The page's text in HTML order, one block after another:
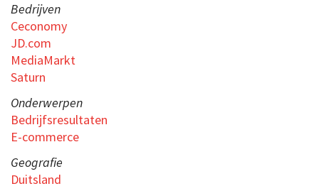
Bedrijven
Ceconomy
JD.com
MediaMarkt
Saturn
Onderwerpen
Bedrijfsresultaten
E-commerce
Geografie
Duitsland